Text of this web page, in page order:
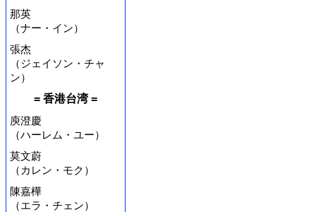
那英
（ナー・イン）
張杰
（ジェイソン・チャ
ン）
= 香港台湾 =
庾澄慶
（ハーレム・ユー）
莫文蔚
（カレン・モク）
陳嘉樺
（エラ・チェン）